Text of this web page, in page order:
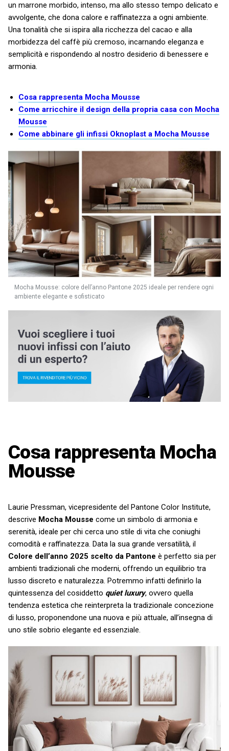
un marrone morbido, intenso, ma allo stesso tempo delicato e
avvolgente, che dona calore e raffinatezza a ogni ambiente.
Una tonalità che si ispira alla ricchezza del cacao e alla
morbidezza del caffè più cremoso, incarnando eleganza e
semplicità e rispondendo al nostro desiderio di benessere e
armonia.
Cosa rappresenta Mocha Mousse
Come arricchire il design della propria casa con Mocha
Mousse
Come abbinare gli infissi Oknoplast a Mocha Mousse
Mocha Mousse: colore dell’anno Pantone 2025 ideale per rendere ogni
ambiente elegante e sofisticato
Cosa rappresenta Mocha
Mousse
Laurie Pressman, vicepresidente del Pantone Color Institute,
descrive Mocha Mousse come un simbolo di armonia e
serenità, ideale per chi cerca uno stile di vita che coniughi
comodità e raffinatezza. Data la sua grande versatilità, il
Colore dell’anno 2025 scelto da Pantone è perfetto sia per
ambienti tradizionali che moderni, offrendo un equilibrio tra
lusso discreto e naturalezza. Potremmo infatti definirlo la
quintessenza del cosiddetto quiet luxury, ovvero quella
tendenza estetica che reinterpreta la tradizionale concezione
di lusso, proponendone una nuova e più attuale, all’insegna di
uno stile sobrio elegante ed essenziale.